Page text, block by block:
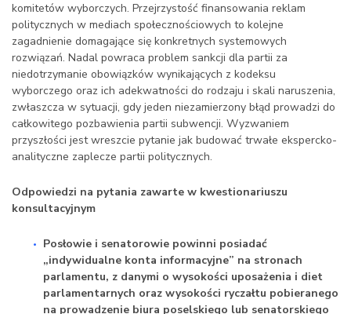
komitetów wyborczych. Przejrzystość finansowania reklam
politycznych w mediach społecznościowych to kolejne
zagadnienie domagające się konkretnych systemowych
rozwiązań. Nadal powraca problem sankcji dla partii za
niedotrzymanie obowiązków wynikających z kodeksu
wyborczego oraz ich adekwatności do rodzaju i skali naruszenia,
zwłaszcza w sytuacji, gdy jeden niezamierzony błąd prowadzi do
całkowitego pozbawienia partii subwencji. Wyzwaniem
przyszłości jest wreszcie pytanie jak budować trwałe ekspercko-
analityczne zaplecze partii politycznych.
Odpowiedzi na pytania zawarte w kwestionariuszu
konsultacyjnym
Posłowie i senatorowie powinni posiadać
„indywidualne konta informacyjne” na stronach
parlamentu, z danymi o wysokości uposażenia i diet
parlamentarnych oraz wysokości ryczałtu pobieranego
na prowadzenie biura poselskiego lub senatorskiego